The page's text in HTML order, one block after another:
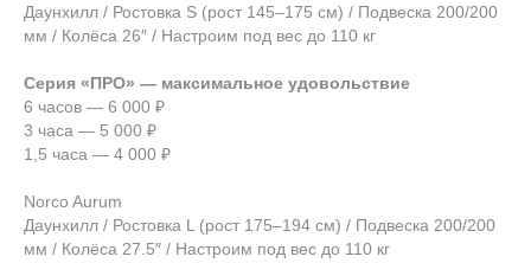
Даунхилл / Ростовка S (рост 145–175 см) / Подвеска 200/200
мм / Колёса 26″ / Настроим под вес до 110 кг
Серия «ПРО» — максимальное удовольствие
6 часов — 6 000 ₽
3 часа — 5 000 ₽
1,5 часа — 4 000 ₽
Norco Aurum
Даунхилл / Ростовка L (рост 175–194 см) / Подвеска 200/200
мм / Колёса 27.5″ / Настроим под вес до 110 кг